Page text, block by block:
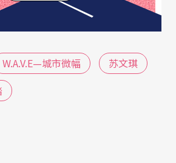
是像芭蕾用动作去配合节拍的身
舞踏」（Butoh）用关节去牵动
前所述在《城市微幅》中，身
官能反应，其实是比现实中跳
有丰富的解释功能，这也是在
W.A.V.E—城市微幅
苏文琪